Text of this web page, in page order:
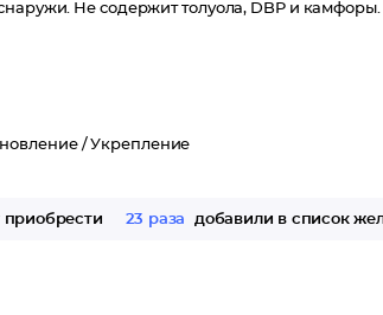
Не содержит толуола, DBP и камфоры.
/Укрепление
23 раза добавили в список